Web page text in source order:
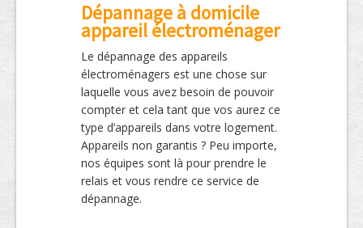
Dépannage à domicile
appareil électroménager
Le dépannage des appareils
électroménagers est une chose sur
laquelle vous avez besoin de pouvoir
compter et cela tant que vos aurez ce
type d’appareils dans votre logement.
Appareils non garantis ? Peu importe,
nos équipes sont là pour prendre le
relais et vous rendre ce service de
dépannage.